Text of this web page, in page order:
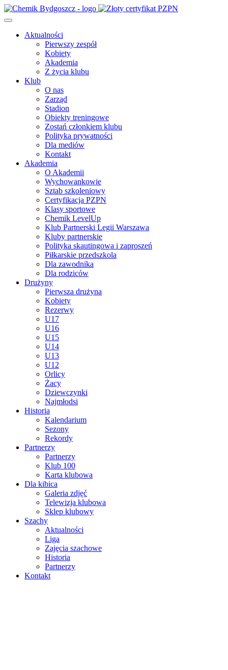
Aktualności
Pierwszy zespół
Kobiety
Akademia
Z życia klubu
Klub
O nas
Zarząd
Stadion
Obiekty treningowe
Zostań członkiem klubu
Polityka prywatności
Dla mediów
Kontakt
Akademia
O Akademii
Wychowankowie
Sztab szkoleniowy
Certyfikacja PZPN
Klasy sportowe
Chemik LevelUp
Klub Partnerski Legii Warszawa
Kluby partnerskie
Polityka skautingowa i zaproszeń
Piłkarskie przedszkola
Dla zawodnika
Dla rodziców
Drużyny
Pierwsza drużyna
Kobiety
Rezerwy
U17
U16
U15
U14
U13
U12
Orlicy
Żacy
Dziewczynki
Najmłodsi
Historia
Kalendarium
Sezony
Rekordy
Partnerzy
Partnerzy
Klub 100
Karta klubowa
Dla kibica
Galeria zdjęć
Telewizja klubowa
Sklep klubowy
Szachy
Aktualności
Liga
Zajęcia szachowe
Historia
Partnerzy
Kontakt